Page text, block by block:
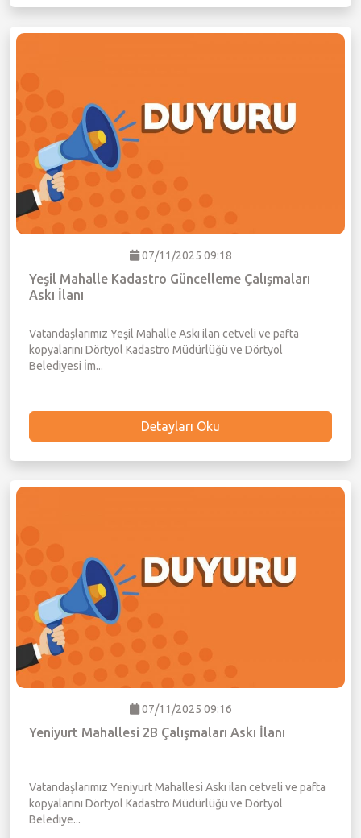
07/11/2025 09:18
Yeşil Mahalle Kadastro Güncelleme Çalışmaları
Askı İlanı
Vatandaşlarımız Yeşil Mahalle Askı ilan cetveli ve pafta
kopyalarını Dörtyol Kadastro Müdürlüğü ve Dörtyol
Belediyesi İm...
Detayları Oku
07/11/2025 09:16
Yeniyurt Mahallesi 2B Çalışmaları Askı İlanı
Vatandaşlarımız Yeniyurt Mahallesi Askı ilan cetveli ve pafta
kopyalarını Dörtyol Kadastro Müdürlüğü ve Dörtyol
Belediye...